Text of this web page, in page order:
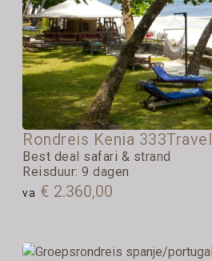
Rondreis Kenia 333Travel
Best deal safari & strand
Reisduur: 9 dagen
va € 2.360,00